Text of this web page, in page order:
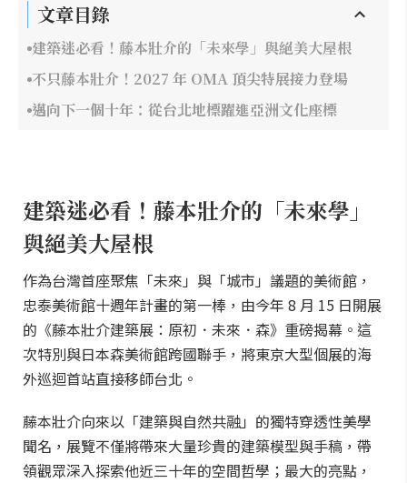
文章目錄
建築迷必看！藤本壯介的「未來學」與絕美大屋根
不只藤本壯介！2027 年 OMA 頂尖特展接力登場
邁向下一個十年：從台北地標躍進亞洲文化座標
建築迷必看！藤本壯介的「未來學」
與絕美大屋根
作為台灣首座聚焦「未來」與「城市」議題的美術館，
忠泰美術館十週年計畫的第一棒，由今年 8 月 15 日開展
的《藤本壯介建築展：原初．未來．森》重磅揭幕。這
次特別與日本森美術館跨國聯手，將東京大型個展的海
外巡迴首站直接移師台北。
藤本壯介向來以「建築與自然共融」的獨特穿透性美學
聞名，展覽不僅將帶來大量珍貴的建築模型與手稿，帶
領觀眾深入探索他近三十年的空間哲學；最大的亮點，